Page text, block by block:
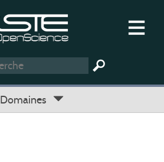
Domaines